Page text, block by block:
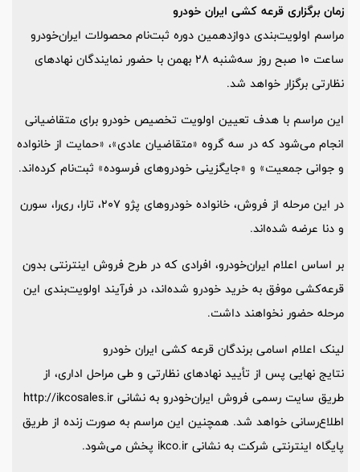
زمان برگزاری قرعه کشی ایران خودرو
مراسم اولویت‌بندی دوازدهمین دوره ثبت‌نام محصولات ایران‌خودرو
ساعت 10 صبح روز سه‌شنبه 28 بهمن با حضور نمایندگان نهادهای
نظارتی برگزار خواهد شد.
این مراسم با هدف تعیین اولویت تخصیص خودرو برای متقاضیانی
انجام می‌شود که در سه گروه «متقاضیان عادی»، «حمایت از خانواده
و جوانی جمعیت» و «جایگزینی خودروهای فرسوده» ثبت‌نام کرده‌اند.
در این مرحله از فروش، خانواده خودروهای پژو 207، تارا، ری‌را، سورن
و دنا عرضه شده‌اند.
بر اساس اعلام ایران‌خودرو، افرادی که در طرح فروش اینترنتی بدون
قرعه‌کشی موفق به خرید خودرو شده‌اند، در فرآیند اولویت‌بندی این
مرحله حضور نخواهند داشت.
لینک اعلام اسامی برندگان قرعه کشی ایران خودرو
نتایج نهایی پس از تأیید نهادهای نظارتی و طی مراحل اداری، از
طریق سایت رسمی فروش ایران‌خودرو به نشانی http://ikcosales.ir
اطلاع‌رسانی خواهد شد. همچنین این مراسم به صورت زنده از طریق
پایگاه اینترنتی شرکت به نشانی ikco.ir پخش می‌شود.